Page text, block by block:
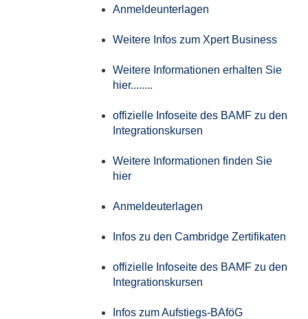
Anmeldeunterlagen
Weitere Infos zum Xpert Business
Weitere Informationen erhalten Sie
hier........
offizielle Infoseite des BAMF zu den
Integrationskursen
Weitere Informationen finden Sie
hier
Anmeldeuterlagen
Infos zu den Cambridge Zertifikaten
offizielle Infoseite des BAMF zu den
Integrationskursen
Infos zum Aufstiegs-BAföG